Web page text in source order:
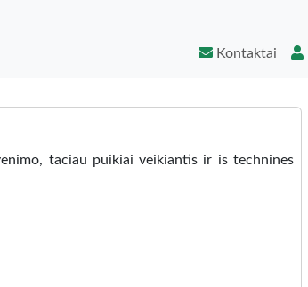
Kontaktai
taciau puikiai veikiantis ir is technines